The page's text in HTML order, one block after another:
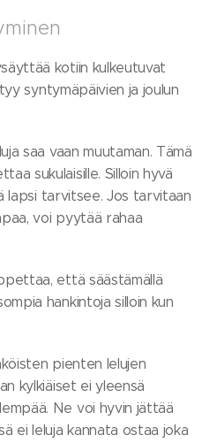
kotiin kulkeutuvat
syntymäpäivien ja joulun
saa vaan muutaman. Tämä
sukulaisille. Silloin hyvä
lapsi tarvitsee. Jos tarvitaan
voi pyytää rahaa
että säästämällä
hankintoja silloin kun
pienten lelujen
kylkiäiset ei yleensä
Ne voi hyvin jättää
ei leluja kannata ostaa joka